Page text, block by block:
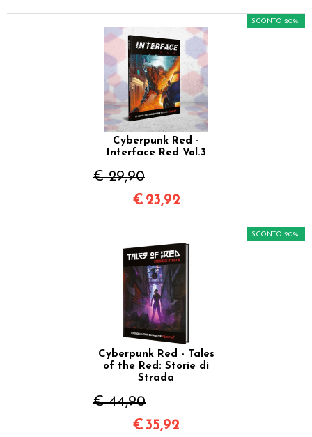
Cyberpunk Red -
Interface Red Vol.3
€ 29,90
SCONTO 20%
€ 23,92
Cyberpunk Red - Tales
of the Red: Storie di
Strada
€ 44,90
SCONTO 20%
€35,92